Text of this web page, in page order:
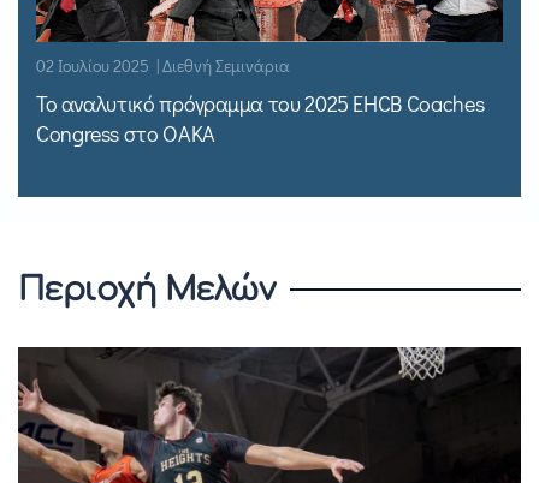
02 Ιουλίου 2025 | Διεθνή Σεμινάρια
Το αναλυτικό πρόγραμμα του 2025 EHCB Coaches
Congress στο ΟΑΚΑ
Περιοχή Μελών